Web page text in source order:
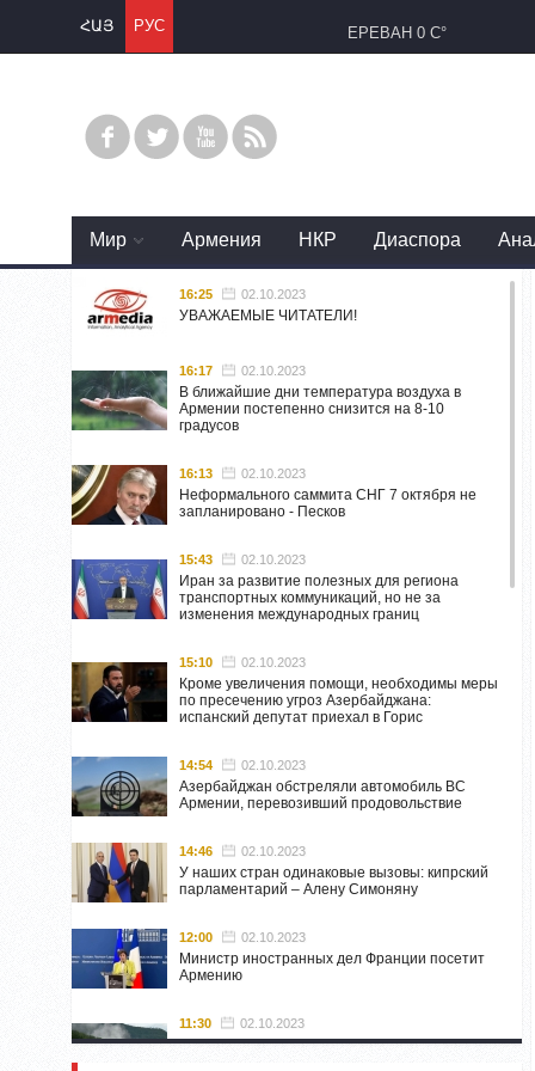
ՀԱՅ РУС ЕРЕВАН 0 C°
Mир Армения НКР Диаспора
16:25 02.10.2023
УВАЖАЕМЫЕ ЧИТАТЕЛИ!
16:17 02.10.2023
В ближайшие дни температура воздуха в
Армении постепенно снизится на 8-10
градусов
16:13 02.10.2023
Неформального саммита СНГ 7 октября не
запланировано - Песков
15:43 02.10.2023
Иран за развитие полезных для региона
транспортных коммуникаций, но не за
изменения международных границ
15:10 02.10.2023
Кроме увеличения помощи, необходимы меры
по пресечению угроз Азербайджана:
испанский депутат приехал в Горис
14:54 02.10.2023
Азербайджан обстреляли автомобиль ВС
Армении, перевозивший продовольствие
14:46 02.10.2023
У наших стран одинаковые вызовы: кипрский
парламентарий – Алену Симоняну
12:00 02.10.2023
Министр иностранных дел Франции посетит
Армению
11:30 02.10.2023
Самвел Шахраманян и группа ответственных